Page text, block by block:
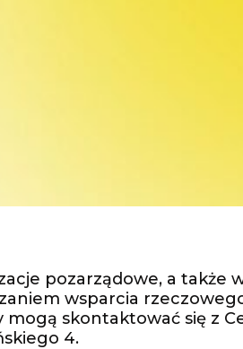
pozarządowe, a także
wsparcia
mogą skontaktować się z
4.